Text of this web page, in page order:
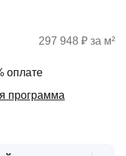
оплате
программа
297 948 ₽ за м²